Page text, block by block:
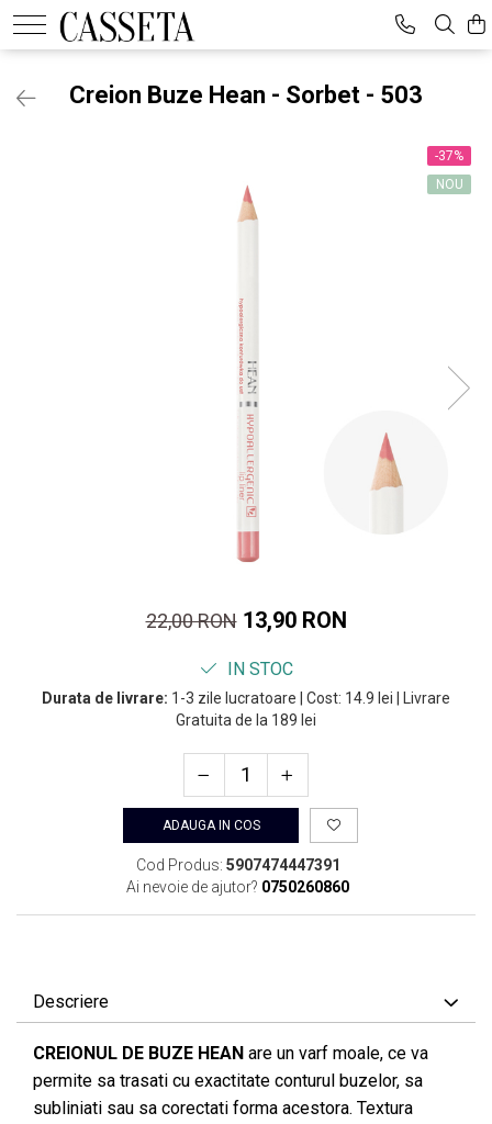
Creion Buze Hean - Sorbet - 503
-37%
NOU
22,00 RON 13,90 RON
IN STOC
Durata de livrare: 1-3 zile lucratoare | Cost: 14.9 lei | Livrare
Gratuita de la 189 lei
ADAUGA IN COS
Cod Produs: 5907474447391
Ai nevoie de ajutor? 0750260860
Descriere
CREIONUL DE BUZE HEAN are un varf moale, ce va
permite sa trasati cu exactitate conturul buzelor, sa
subliniati sau sa corectati forma acestora. Textura